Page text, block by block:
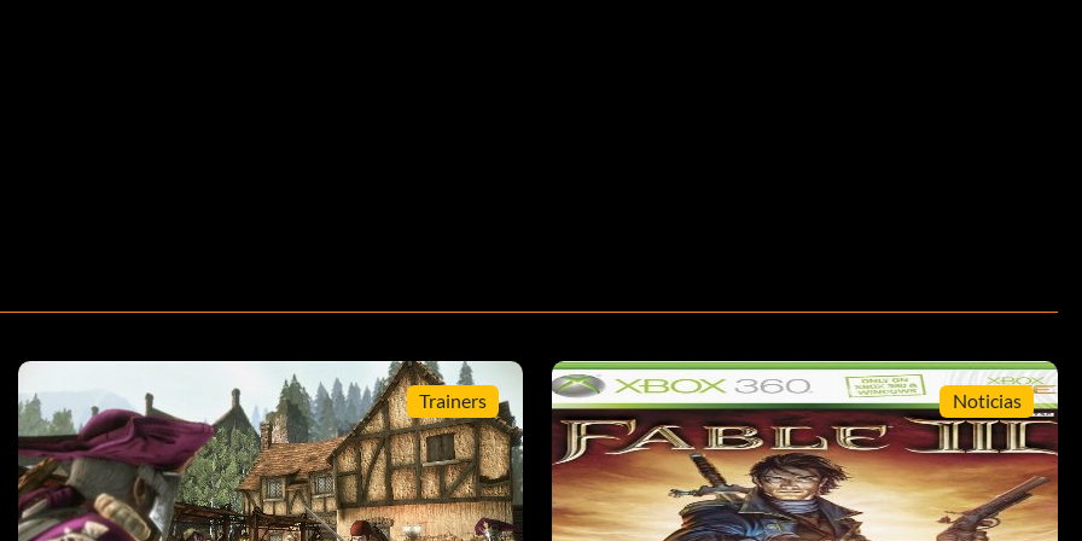
todo *spoiler*.
Trainers Noticias